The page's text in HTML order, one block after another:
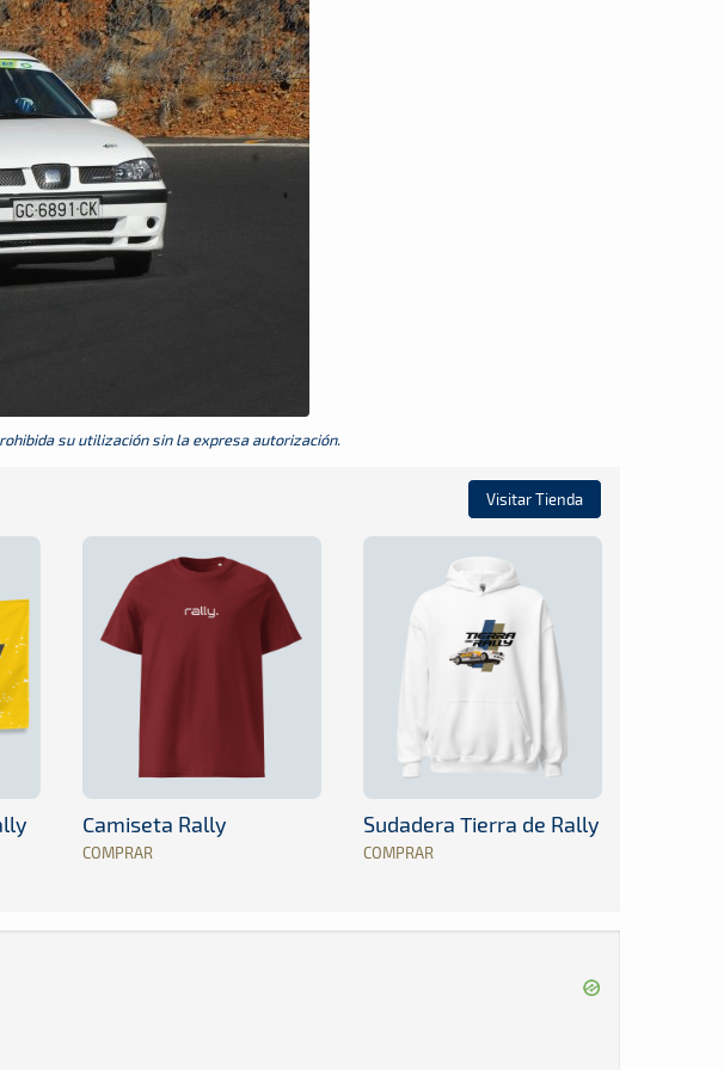
su utilización sin la expresa autorización.
Visitar Tienda
Camiseta Rally
COMPRAR
Sudadera Tierra de Rally
COMPRAR